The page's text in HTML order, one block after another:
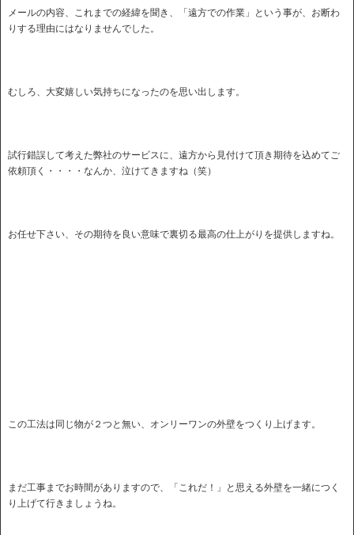
メールの内容、これまでの経緯を聞き、「遠方での作業」という事が、お断わ
りする理由にはなりませんでした。
むしろ、大変嬉しい気持ちになったのを思い出します。
試行錯誤して考えた弊社のサービスに、遠方から見付けて頂き期待を込めてご
依頼頂く・・・・なんか、泣けてきますね（笑）
お任せ下さい、その期待を良い意味で裏切る最高の仕上がりを提供しますね。
この工法は同じ物が２つと無い、オンリーワンの外壁をつくり上げます。
まだ工事までお時間がありますので、「これだ！」と思える外壁を一緒につく
り上げて行きましょうね。